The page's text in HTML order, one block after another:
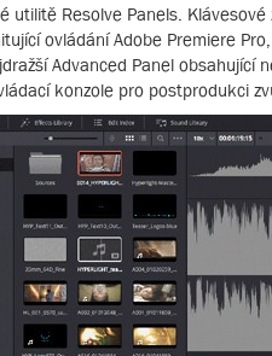
utilitě Resolve Panels.
ovládání Adobe Premiere
Advanced Panel obsahující
konzole pro postprodukci